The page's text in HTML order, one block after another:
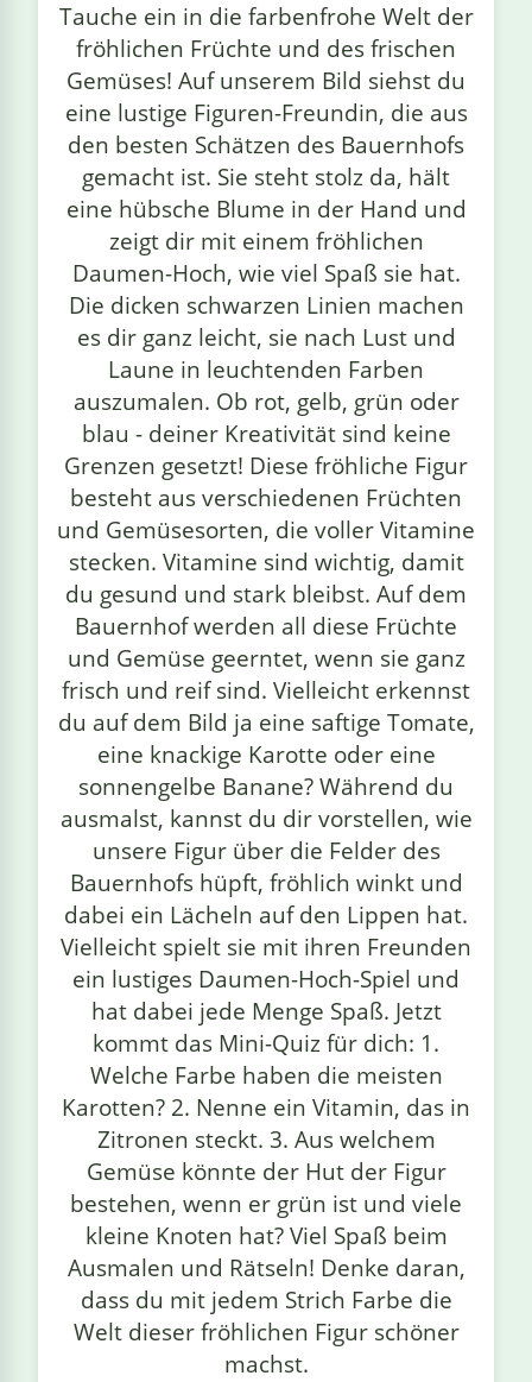
Tauche ein in die farbenfrohe Welt der
fröhlichen Früchte und des frischen
Gemüses! Auf unserem Bild siehst du
eine lustige Figuren-Freundin, die aus
den besten Schätzen des Bauernhofs
gemacht ist. Sie steht stolz da, hält
eine hübsche Blume in der Hand und
zeigt dir mit einem fröhlichen
Daumen-Hoch, wie viel Spaß sie hat.
Die dicken schwarzen Linien machen
es dir ganz leicht, sie nach Lust und
Laune in leuchtenden Farben
auszumalen. Ob rot, gelb, grün oder
blau - deiner Kreativität sind keine
Grenzen gesetzt! Diese fröhliche Figur
besteht aus verschiedenen Früchten
und Gemüsesorten, die voller Vitamine
stecken. Vitamine sind wichtig, damit
du gesund und stark bleibst. Auf dem
Bauernhof werden all diese Früchte
und Gemüse geerntet, wenn sie ganz
frisch und reif sind. Vielleicht erkennst
du auf dem Bild ja eine saftige Tomate,
eine knackige Karotte oder eine
sonnengelbe Banane? Während du
ausmalst, kannst du dir vorstellen, wie
unsere Figur über die Felder des
Bauernhofs hüpft, fröhlich winkt und
dabei ein Lächeln auf den Lippen hat.
Vielleicht spielt sie mit ihren Freunden
ein lustiges Daumen-Hoch-Spiel und
hat dabei jede Menge Spaß. Jetzt
kommt das Mini-Quiz für dich: 1.
Welche Farbe haben die meisten
Karotten? 2. Nenne ein Vitamin, das in
Zitronen steckt. 3. Aus welchem
Gemüse könnte der Hut der Figur
bestehen, wenn er grün ist und viele
kleine Knoten hat? Viel Spaß beim
Ausmalen und Rätseln! Denke daran,
dass du mit jedem Strich Farbe die
Welt dieser fröhlichen Figur schöner
machst.